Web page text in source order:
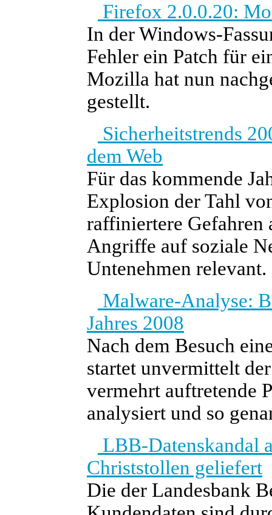
Firefox 2.0.0.20:
In der Windows-
Fehler ein Patch für
Mozilla hat nun
gestellt.
Sicherheitstrends
dem Web
Für das kommende
Explosion der Tahl
raffiniertere Gefahren
Angriffe auf soziale
Untenehmen relevant.
Malware-Analyse:
Jahres 2008
Nach dem Besuch
startet unvermittelt
vermehrt auftretende
analysiert und so
LBB-Datenskandal
Christstollen geliefert
Die der Landesbank